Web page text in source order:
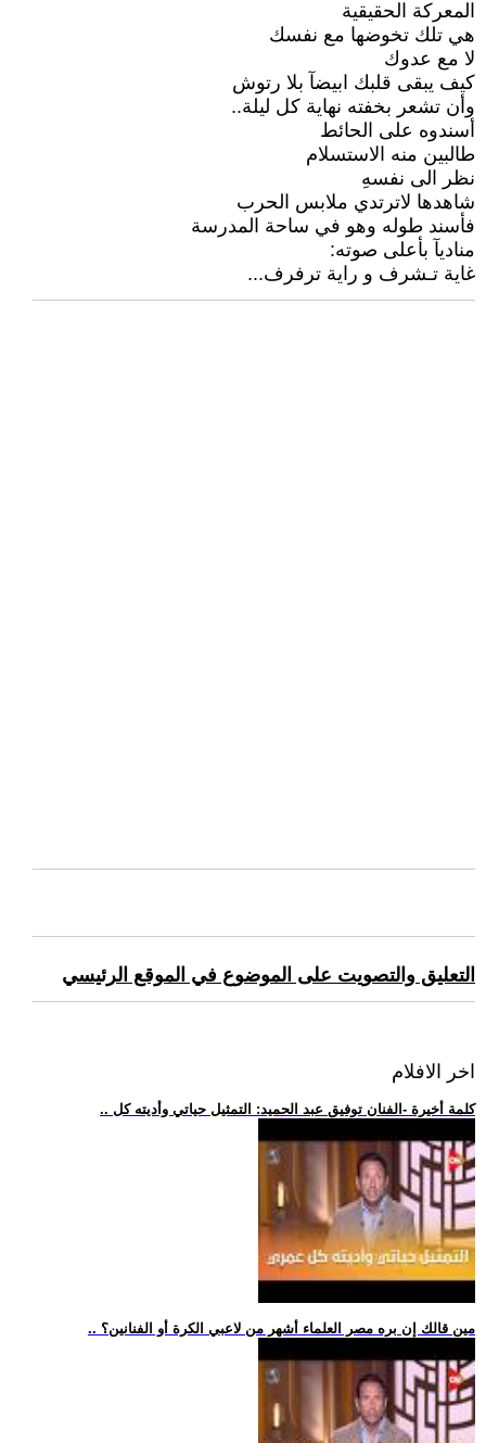
المعركة الحقيقية
هي تلك تخوضها مع نفسك
لا مع عدوك
كيف يبقى قلبك ابيضآ بلا رتوش
وأن تشعر بخفته نهاية كل ليلة..
أسندوه على الحائط
طالبين منه الاستسلام
نظر الى نفسهِ
شاهدها لاترتدي ملابس الحرب
فأسند طوله وهو في ساحة المدرسة
مناديآ بأعلى صوته:
غاية تـشرف و راية ترفرف...
التعليق والتصويت على الموضوع في الموقع الرئيسي
اخر الافلام
.. كلمة أخيرة -الفنان توفيق عبد الحميد: التمثيل حياتي وأديته كل
.. مين قالك إن بره مصر العلماء أشهر من لاعبي الكرة أو الفنانين؟